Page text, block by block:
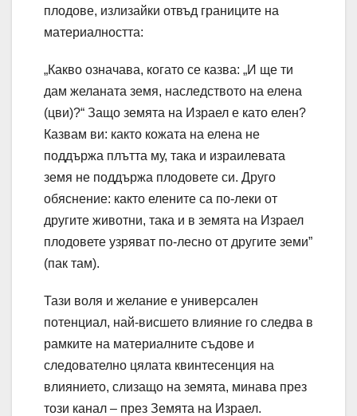
плодове, излизайки отвъд границите на
материалността:
„Какво означава, когато се казва: „И ще ти
дам желаната земя, наследството на елена
(цви)?“ Защо земята на Израел е като елен?
Казвам ви: както кожата на елена не
поддържа плътта му, така и израилевата
земя не поддържа плодовете си. Друго
обяснение: както елените са по-леки от
другите животни, така и в земята на Израел
плодовете узряват по-лесно от другите земи”
(пак там).
Тази воля и желание е универсален
потенциал, най-висшето влияние го следва в
рамките на материалните съдове и
следователно цялата квинтесенция на
влиянието, слизащо на земята, минава през
този канал – през Земята на Израел.